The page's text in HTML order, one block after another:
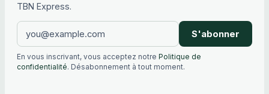
TBN Express.
S'abonner
En vous inscrivant, vous acceptez notre Politique de
confidentialité. Désabonnement à tout moment.